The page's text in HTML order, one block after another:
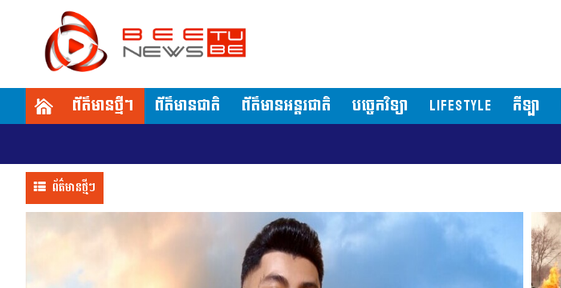
ព័ត៌មានថ្មីៗ ព័ត៌មានជាតិ ព័ត៌មានអន្តរជាតិ បច្ចេកវិទ្យា LIFESTYLE កីឡា
ព័ត៌មានថ្មីៗ